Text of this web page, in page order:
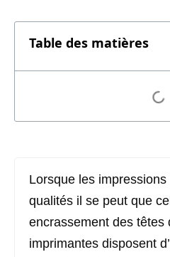
Table des matières
Lorsque les
qualités il se peut que
encrassement des têtes
imprimantes disposent